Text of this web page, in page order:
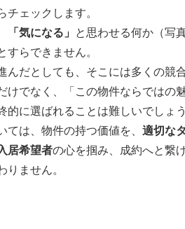
チェックします。
「気になる」
と思わせる何か（写
すらできません。
んだとしても、そこには多くの競
けでなく、「この物件ならではの
に選ばれることは難しいでしょう
は、物件の持つ価値を、 適切な
居希望者の心を掴み、成約へと繋
りません。